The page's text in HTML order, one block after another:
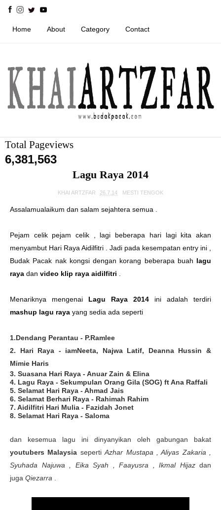
Home About Category Contact
Total Pageviews
6,381,563
Lagu Raya 2014
KHAI ARTZFAR 26.7.14 MESTI TENGOK
Assalamualaikum dan salam sejahtera semua .
Pejam celik pejam celik , lagi beberapa hari lagi kita akan
menyambut Hari Raya Aidilfitri . Jadi pada kesempatan entry ini ,
Budak Pacak nak kongsi dengan korang beberapa buah lagu
raya dan video klip raya aidilfitri
Menariknya mengenai Lagu Raya 2014 ini adalah terdiri
mashup lagu raya yang sedia ada seperti
1.Dendang Perantau - P.Ramlee
2. Hari Raya - iamNeeta, Najwa Latif, Deanna Hussin &
Mimie Haris
3. Suasana Hari Raya - Anuar Zain & Elina
4. Lagu Raya - Sekumpulan Orang Gila (SOG) ft Ana Raffali
5. Selamat Hari Raya - Ahmad Jais
6. Selamat Berhari Raya - Rahimah Rahim
7. Aidilfitri Hari Mulia - Fazidah Jonet
8. Selamat Hari Raya - Saloma
dan kesemua lagu ini dinyanyikan oleh gabungan bakat
youtubers Malaysia sepertiAzhar Mustapa , Aliyas Zakaria ,
Syuhada Najuwa , Eika Syah , Faayusra , Ikmal Hijaz dan
juga Qiezarra